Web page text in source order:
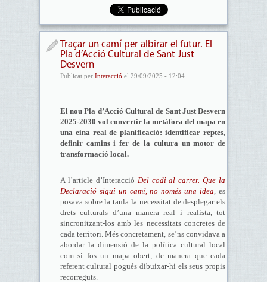
Traçar un camí per albirar el futur. El
Pla d’Acció Cultural de Sant Just
Desvern
Publicat per Interacció el 29/09/2025 - 12:04
El nou Pla d’Acció Cultural de Sant Just Desvern
2025-2030 vol convertir la metàfora del mapa en
una eina real de planificació: identificar reptes,
definir camins i fer de la cultura un motor de
transformació local.
A l’article d’Interacció Del codi al carrer. Que la
Declaració sigui un camí, no només una idea, es
posava sobre la taula la necessitat de desplegar els
drets culturals d’una manera real i realista, tot
sincronitzant-los amb les necessitats concretes de
cada territori. Més concretament, se’ns convidava a
abordar la dimensió de la política cultural local
com si fos un mapa obert, de manera que cada
referent cultural pogués dibuixar-hi els seus propis
recorreguts.